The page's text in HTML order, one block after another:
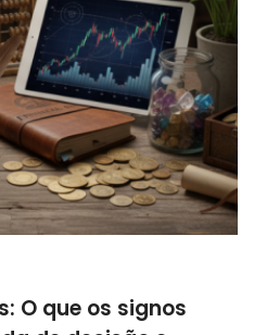
O que os signos